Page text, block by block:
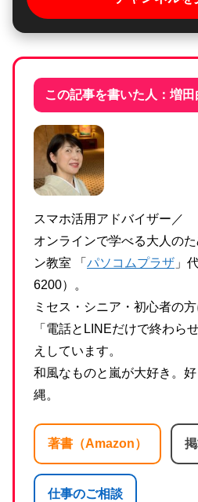
この記事を書いた人：増田
スマホ活用アドバイザー／
オンラインで学べる大人の
ン教室 「 パソコムプラザ 」
6200）。
ミセス・シニア・初心者の
「電話とLINEだけで終わら
えしています。
和風なものと嵐が大好き。
縄。
著書（Amazon）
仕事のご相談